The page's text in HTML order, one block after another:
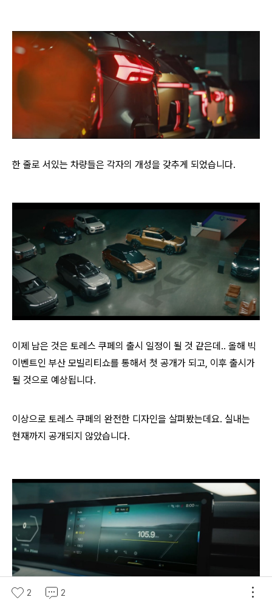
한 줄로 서있는 차량들은 각자의 개성을 갖추게 되었습니다.
이제 남은 것은 토레스 쿠페의 출시 일정이 될 것 같은데.. 올해 빅
이벤트인 부산 모빌리티쇼를 통해서 첫 공개가 되고, 이후 출시가
될 것으로 예상됩니다.
이상으로 토레스 쿠페의 완전한 디자인을 살펴봤는데요. 실내는
현재까지 공개되지 않았습니다.
2 2